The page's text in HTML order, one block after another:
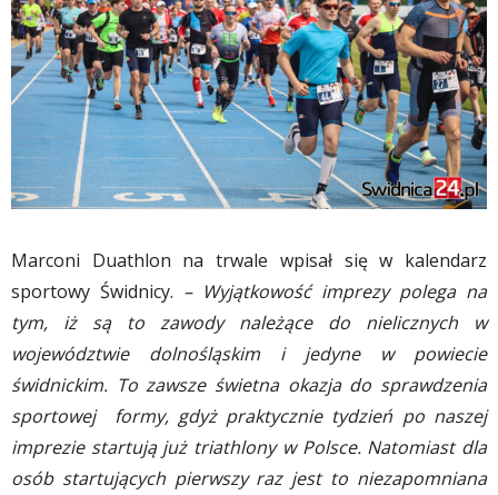
Marconi Duathlon na trwale wpisał się w kalendarz
sportowy Świdnicy. – Wyjątkowość imprezy polega na
tym, iż są to zawody należące do nielicznych w
województwie dolnośląskim i jedyne w powiecie
świdnickim. To zawsze świetna okazja do sprawdzenia
sportowej formy, gdyż praktycznie tydzień po naszej
imprezie startują już triathlony w Polsce. Natomiast dla
osób startujących pierwszy raz jest to niezapomniana